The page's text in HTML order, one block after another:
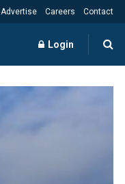
Advertise Careers Contact
Login